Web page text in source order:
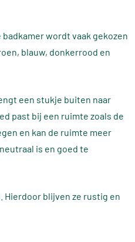
wordt vaak gekozen
blauw, donkerrood en
een stukje buiten naar
past bij een ruimte zoals de
en kan de ruimte meer
is en goed te
Hierdoor blijven ze rustig en